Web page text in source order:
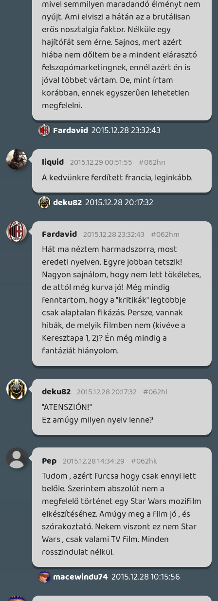
2015.12.26 00:41:16 #062he
Jaj! Akkor egyformák! 🙂 Mindenesetre
meg lehet felelni a régi , és az új
rajongóknak is , csak oda kell figyelni.
Fórumozó 2015.12.26 00:31:16
2015.12.26 00:38:20 #062hd
Rosszabb a helyzet , a történetet hárman
is írták. Nem kötekedni akarok én, csak ez
az eredmény.
R0ckatansky 2015.12.23 21:01:21
Fórumozó 2015.12.26 00:31:16 #062hc
Azért hogy a SW nagyobb kaliberű, mint a
Trek...más országokban ez ennél sokkal
mélyebb vitákat is szül, vérfolyósat.:D
Pep 2015.12.26 00:18:20
Pep 2015.12.26 00:18:20 #062hb
🙂 Jó. A film kifejezetten szórakoztató. Egy
Csillagkapu , vagy Startrek filmbe jó lenne
a története. A Star Wars viszont
mindkettőnél nagyobb kaliberű , és ennek
megfelelően kellett volna elkészíteni.
Például egy ikonnak számító Han Solo-t ,
nem ölögetünk meg csak úgy , mert úgy
van kedvünk. Minimum kettő nagy nevű
írónak kellett volna készítenie , és ők talán
ráérezhettek volna mi kell a filmbe. A régi
rajongók csodát vártak , de nem kapták
meg , pedig lehetett rá elég pénz. Én
nem , de hiába kapálózok akkor sem lesz
semmi. Ha a dizni csinálja , akkor az
csinálja. Amúgy mondom , jó a film de hát
Wallace
A film kritikusait olvasgatni neha nekem a
klasszikus guilty pleasure.:D
R0ckatansky 2015.12.23 16:58:20
Fórumozó 2015.12.25 19:53:36 #062h9
Igen, az idő igazolta akkori hype-ot. Talán
nem a legjobb példa volt. Mindenesetre, ha
7+ év múlva az Ep VII-et ugyanígy jegyzik,
mint most, akkor majd megkövetem